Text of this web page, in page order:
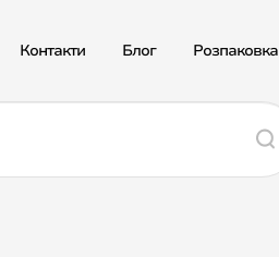
Контакти Блог Розпаковка